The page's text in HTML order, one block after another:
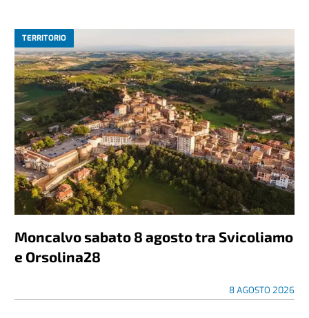
TERRITORIO
Moncalvo sabato 8 agosto tra Svicoliamo
e Orsolina28
8 AGOSTO 2026